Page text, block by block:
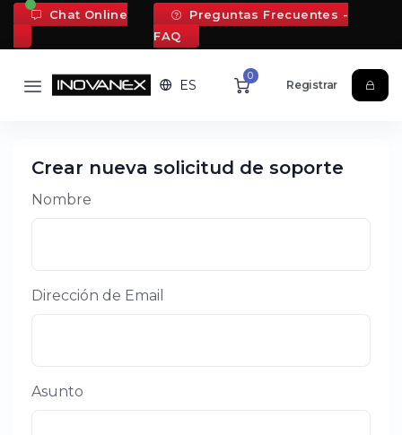
Chat Online
Preguntas Frecuentes -
FAQ
ES
0
Registrar
Crear nueva solicitud de soporte
Nombre
Dirección de Email
Asunto